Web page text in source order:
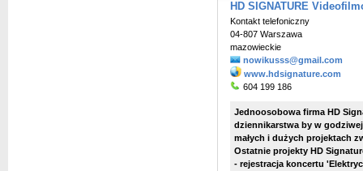
HD SIGNATURE
Kontakt telefoniczny
04-807 Warszawa
mazowieckie
nowikusss@gmail.com
www.hdsignature.com
604 199 186
Jednoosobowa firma HD
dziennikarstwa by w
małych i dużych projektach
Ostatnie projekty HD
- rejestracja koncertu